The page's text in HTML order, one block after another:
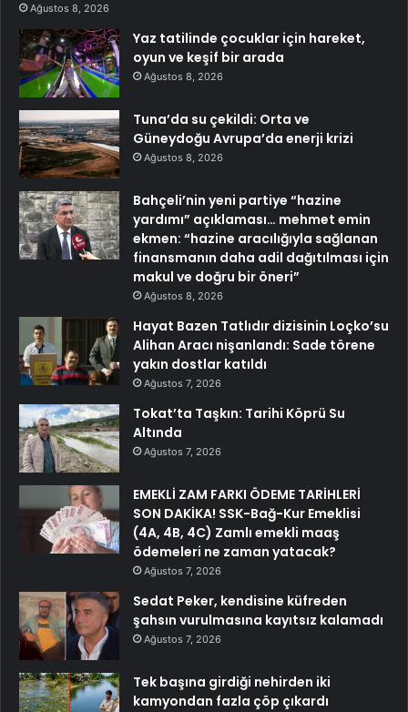
Ağustos 8, 2026
Yaz tatilinde çocuklar için hareket,
oyun ve keşif bir arada
Ağustos 8, 2026
Tuna’da su çekildi: Orta ve
Güneydoğu Avrupa’da enerji krizi
Ağustos 8, 2026
Bahçeli’nin yeni partiye “hazine
yardımı” açıklaması… mehmet emin
ekmen: “hazine aracılığıyla sağlanan
finansmanın daha adil dağıtılması için
makul ve doğru bir öneri”
Ağustos 8, 2026
Hayat Bazen Tatlıdır dizisinin Loçko’su
Alihan Aracı nişanlandı: Sade törene
yakın dostlar katıldı
Ağustos 7, 2026
Tokat’ta Taşkın: Tarihi Köprü Su
Altında
Ağustos 7, 2026
EMEKLİ ZAM FARKI ÖDEME TARİHLERİ
SON DAKİKA! SSK-Bağ-Kur Emeklisi
(4A, 4B, 4C) Zamlı emekli maaş
ödemeleri ne zaman yatacak?
Ağustos 7, 2026
Sedat Peker, kendisine küfreden
şahsın vurulmasına kayıtsız kalamadı
Ağustos 7, 2026
Tek başına girdiği nehirden iki
kamyondan fazla çöp çıkardı